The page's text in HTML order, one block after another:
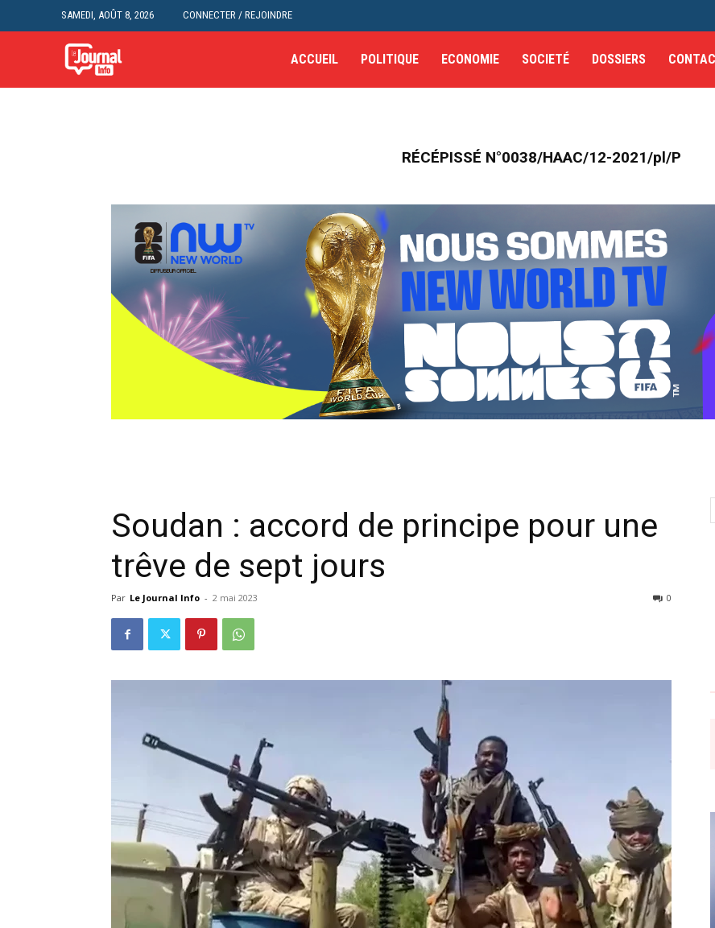
SAMEDI, AOÛT 8, 2026 CONNECTER / REJOINDRE
ACCUEIL POLITIQUE ECONOMIE SOCIETÉ DOSSIERS
RÉCÉPISSÉ N°0038/HAAC/12-2021/pl/P
Soudan : accord de principe pour une
trêve de sept jours
Par Le Journal Info - 2 mai 2023 0